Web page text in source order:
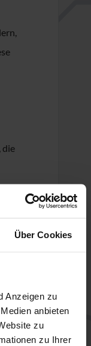
Über Cookies
Anzeigen zu
anbieten
zu
zu Ihrer
die